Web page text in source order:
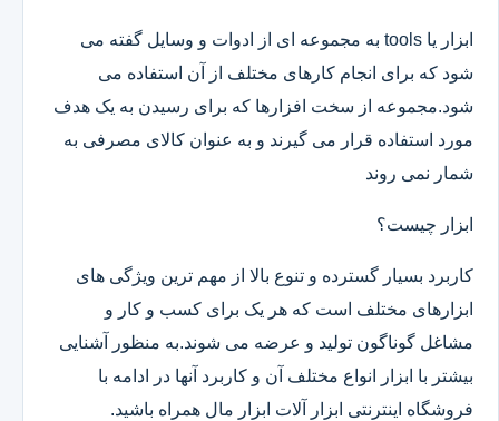
ابزار یا tools به مجموعه ای از ادوات و وسایل گفته می
شود که برای انجام کارهای مختلف از آن استفاده می
شود.مجموعه از سخت افزارها که برای رسیدن به یک هدف
مورد استفاده قرار می گیرند و به عنوان کالای مصرفی به
شمار نمی روند
ابزار چیست؟
کاربرد بسیار گسترده و تنوع بالا از مهم ترین ویژگی های
ابزارهای مختلف است که هر یک برای کسب و کار و
مشاغل گوناگون تولید و عرضه می شوند.به منظور آشنایی
بیشتر با ابزار انواع مختلف آن و کاربرد آنها در ادامه با
فروشگاه اینترنتی ابزار آلات ابزار مال همراه باشید.